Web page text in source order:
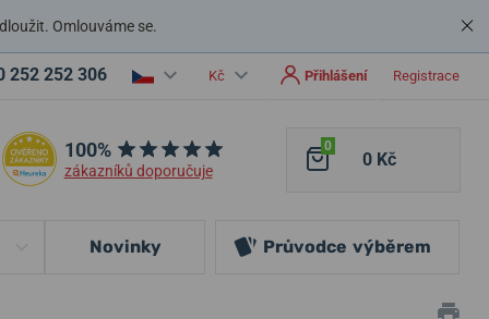
Omlouváme se.
252 252 306 Kč Přihlášení Registrace
100%
zákazníků doporučuje
0
0 Kč
Novinky Průvodce výběrem